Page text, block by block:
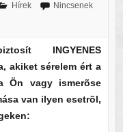
Hírek
Nincsenek
INGYENES
akiket sérelem ért a
Ön vagy ismerõse
van ilyen esetrõl,